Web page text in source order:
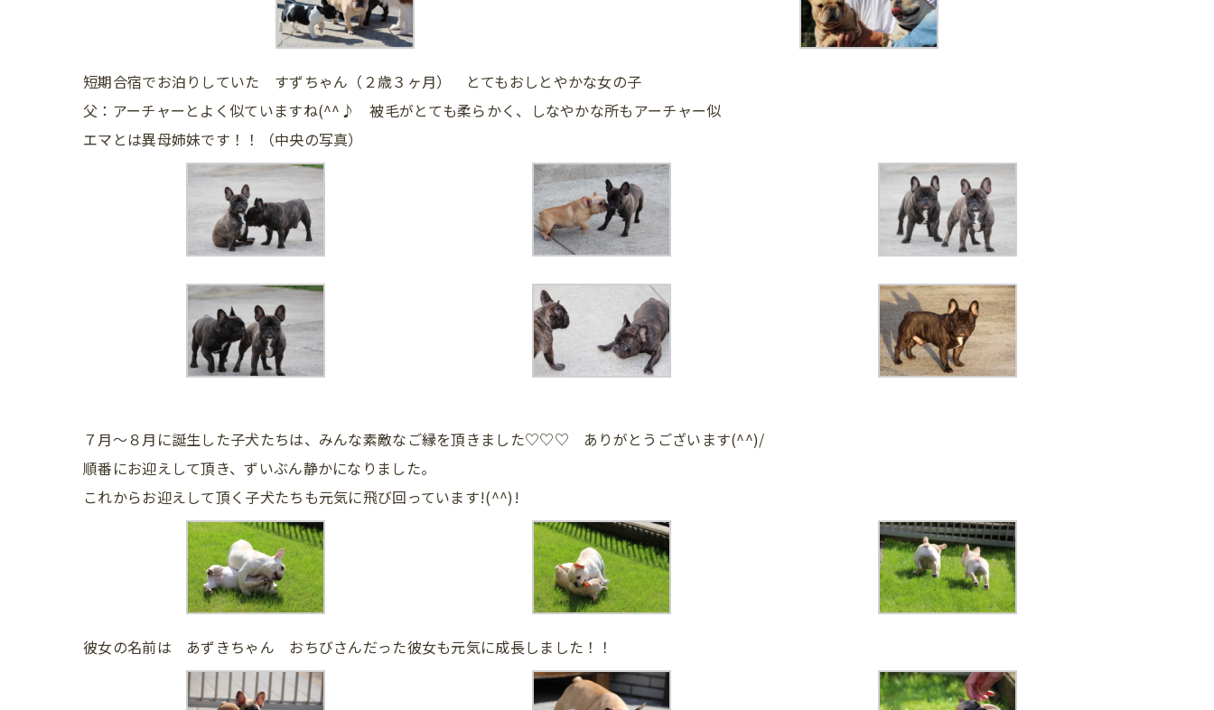
短期合宿でお泊りしていた すずちゃん（２歳３ヶ月） とてもおしとやかな女の子
父：アーチャーとよく似ていますね(^^♪ 被毛がとても柔らかく、しなやかな所もアーチャー似
エマとは異母姉妹です！！（中央の写真）
７月～８月に誕生した子犬たちは、みんな素敵なご縁を頂きました♡♡♡ ありがとうございます(^^)/
順番にお迎えして頂き、ずいぶん静かになりました。
これからお迎えして頂く子犬たちも元気に飛び回っています!(^^)!
彼女の名前は あずきちゃん おちびさんだった彼女も元気に成長しました！！